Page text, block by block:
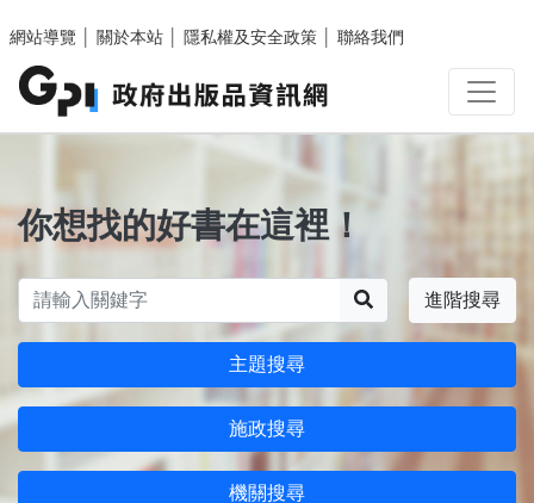
網站導覽
關於本站 隱私權及安全政策 聯絡我們
你想找的好書在這裡！
進階搜尋
主題搜尋
施政搜尋
機關搜尋